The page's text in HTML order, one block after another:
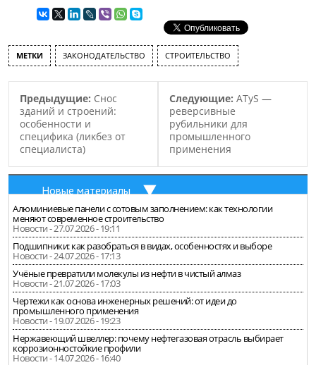
МЕТКИ ЗАКОНОДАТЕЛЬСТВО СТРОИТЕЛЬСТВО
Предыдущие: Снос
зданий и строений:
особенности и
специфика (ликбез от
специалиста)
Следующие: ATyS —
реверсивные
рубильники для
промышленного
применения
Новые материалы
Алюминиевые панели с сотовым заполнением: как технологии
меняют современное строительство
Новости - 27.07.2026 - 19:11
Подшипники: как разобраться в видах, особенностях и выборе
Новости - 24.07.2026 - 17:13
Учёные превратили молекулы из нефти в чистый алмаз
Новости - 21.07.2026 - 17:03
Чертежи как основа инженерных решений: от идеи до
промышленного применения
Новости - 19.07.2026 - 19:23
Нержавеющий швеллер: почему нефтегазовая отрасль выбирает
коррозионностойкие профили
Новости - 14.07.2026 - 16:40